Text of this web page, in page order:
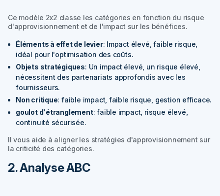
Ce modèle 2x2 classe les catégories en fonction du risque
d'approvisionnement et de l'impact sur les bénéfices.
Éléments à effet de levier: Impact élevé, faible risque,
idéal pour l'optimisation des coûts.
Objets stratégiques: Un impact élevé, un risque élevé,
nécessitent des partenariats approfondis avec les
fournisseurs.
Non critique: faible impact, faible risque, gestion efficace.
goulot d'étranglement: faible impact, risque élevé,
continuité sécurisée.
Il vous aide à aligner les stratégies d'approvisionnement sur
la criticité des catégories.
2. Analyse ABC